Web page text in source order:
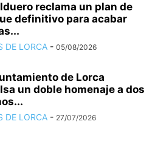
reclama un plan de
definitivo para acabar
DE LORCA - 05/08/2026
de Lorca
un doble homenaje a dos
DE LORCA - 27/07/2026